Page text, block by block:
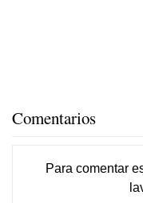
Comentarios
Para comentar